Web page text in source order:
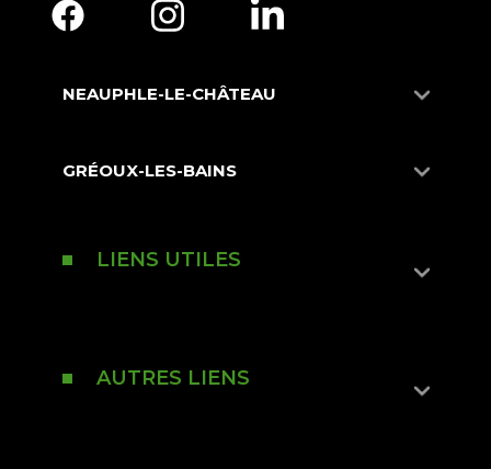
NEAUPHLE-LE-CHÂTEAU
GRÉOUX-LES-BAINS
LIENS UTILES
AUTRES LIENS